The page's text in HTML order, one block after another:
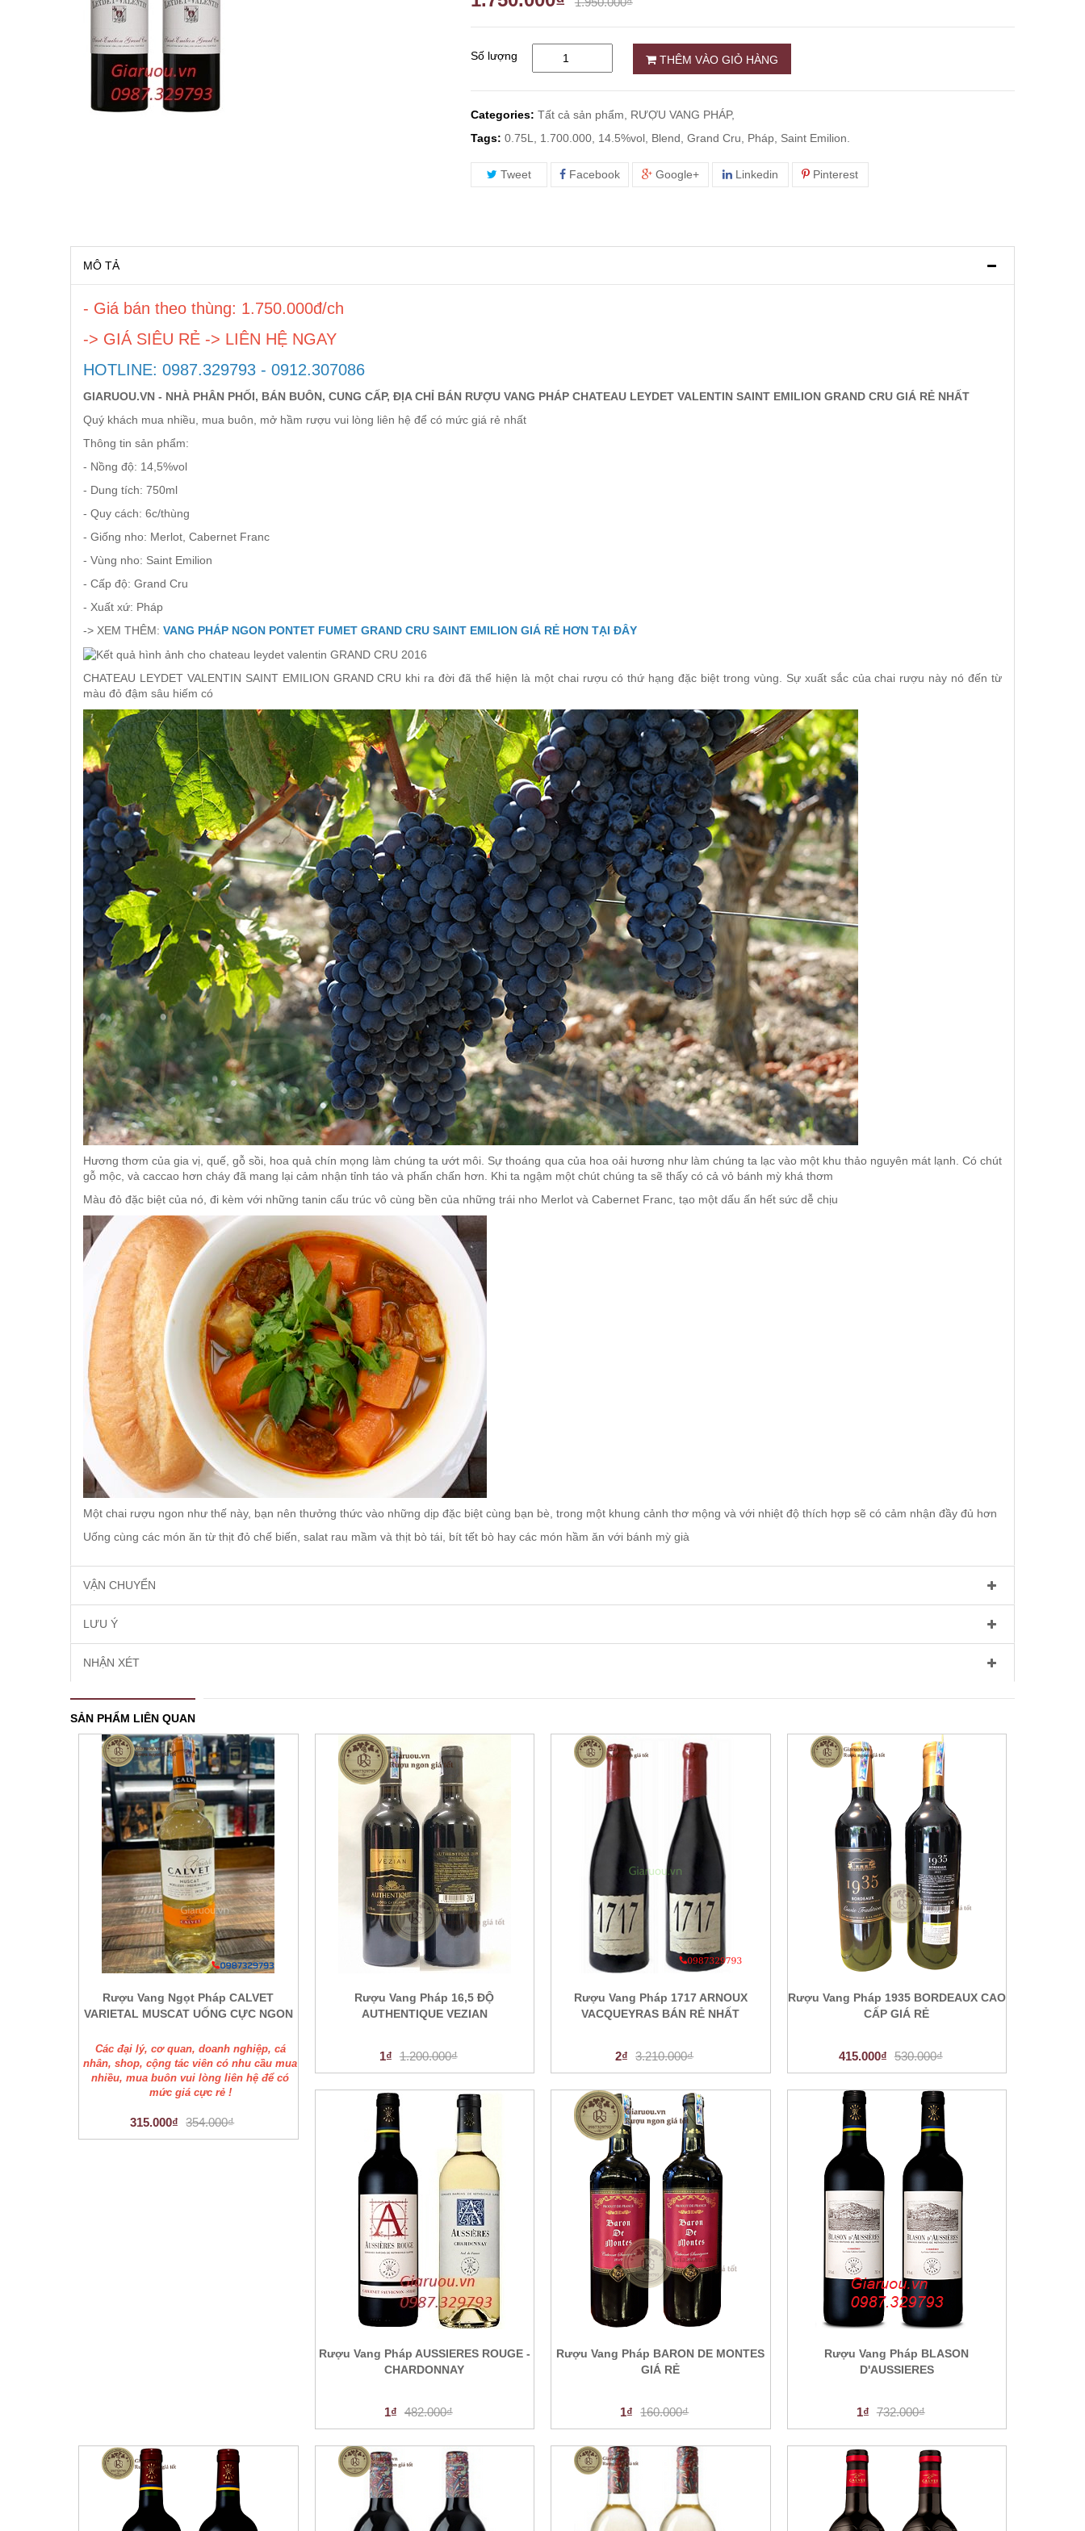
RƯỢU VANG MỸ
RƯỢU VANG NGỌT
RƯỢU VANG BỊCH
RƯỢU XO BRANDY
RƯỢU VODKA
RƯỢU COGNAC
Rượu Vang Argentina
VANG CANADA ICEWINE
RƯỢU VANG NAM PHI
Rượu Vang BỒ ĐÀO NHA
RƯỢU VANG ROMANIA GIÁ
CỰC RẺ
RƯỢU VANG ĐỨC
Số lượng THÊM VÀO GIỎ HÀNG
Categories: Tất cả sản phẩm,
RƯỢU VANG PHÁP,
Tags: 0.75L, 1.700.000, 14.5%vol, Blend, Grand Cru, Pháp, Saint Emilion.
Tweet Facebook Google+ Linkedin Pinterest
MÔ TẢ
- Giá bán theo thùng: 1.750.000đ/ch
-> GIÁ SIÊU RẺ -> LIÊN HỆ NGAY
HOTLINE: 0987.329793 - 0912.307086
GIARUOU.VN - NHÀ PHÂN PHỐI, BÁN BUÔN, CUNG CẤP, ĐỊA CHỈ BÁN RƯỢU VANG PHÁP CHATEAU LEYDET VALENTIN SAINT EMILION GRAND CRU GIÁ RẺ NHẤT
Quý khách mua nhiều, mua buôn, mở hầm rượu vui lòng liên hệ để có mức giá rẻ nhất
Thông tin sản phẩm:
- Nồng độ: 14,5%vol
- Dung tích: 750ml
- Quy cách: 6c/thùng
- Giống nho: Merlot, Cabernet Franc
- Vùng nho: Saint Emilion
- Cấp độ: Grand Cru
- Xuất xứ: Pháp
-> XEM THÊM: VANG PHÁP NGON PONTET FUMET GRAND CRU SAINT EMILION GIÁ RẺ HƠN TẠI ĐÂY
CHATEAU LEYDET VALENTIN SAINT EMILION GRAND CRU khi ra đời đã thể hiện là một chai rượu có thứ hạng đặc biệt trong vùng. Sự xuất sắc của chai rượu này nó đến từ
màu đỏ đậm sâu hiếm có
Hương thơm của gia vị, quế, gỗ sồi, hoa quả chín mọng làm chúng ta ướt môi. Sự thoáng qua của hoa oải hương như làm chúng ta lạc vào một khu thảo nguyên mát lạnh. Có chút
gỗ mộc, và caccao hơn cháy đã mang lại cảm nhận tỉnh táo và phấn chấn hơn. Khi ta ngậm một chút chúng ta sẽ thấy có cả vỏ bánh mỳ khá thơm
Màu đỏ đặc biệt của nó, đi kèm với những tanin cấu trúc vô cùng bền của những trái nho Merlot và Cabernet Franc, tạo một dấu ấn hết sức dễ chịu
Một chai rượu ngon như thế này, bạn nên thưởng thức vào những dịp đặc biệt cùng bạn bè, trong một khung cảnh thơ mộng và với nhiệt độ thích hợp sẽ có cảm nhận đầy đủ hơn
Uống cùng các món ăn từ thịt đỏ chế biến, salat rau mầm và thịt bò tái, bít tết bò hay các món hầm ăn với bánh mỳ già
VẬN CHUYỂN
LƯU Ý
NHẬN XÉT
SẢN PHẨM LIÊN QUAN
Rượu Vang Ngọt Pháp CALVET
VARIETAL MUSCAT UỐNG CỰC NGON
Các đại lý, cơ quan, doanh nghiệp, cá
nhân, shop, cộng tác viên có nhu cầu mua
nhiều, mua buôn vui lòng liên hệ để có
mức giá cực rẻ !
315.000₫ 354.000₫
Rượu Vang Pháp 16,5 ĐỘ
AUTHENTIQUE VEZIAN
1₫ 1.200.000₫
Rượu Vang Pháp 1717 ARNOUX
VACQUEYRAS BÁN RẺ NHẤT
2₫ 3.210.000₫
Rượu Vang Pháp 1935 BORDEAUX CAO
CẤP GIÁ RẺ
415.000₫ 530.000₫
Rượu Vang Pháp AUSSIERES ROUGE -
CHARDONNAY
1₫ 482.000₫
Rượu Vang Pháp BARON DE MONTES
GIÁ RẺ
1₫ 160.000₫
Rượu Vang Pháp BLASON
D'AUSSIERES
1₫ 732.000₫